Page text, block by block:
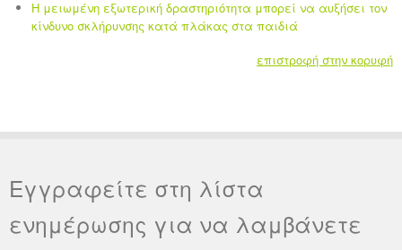
Η μειωμένη εξωτερική δραστηριότητα μπορεί να αυξήσει τον
κίνδυνο σκλήρυνσης κατά πλάκας στα παιδιά
επιστροφή στην κορυφή
Εγγραφείτε στη λίστα
ενημέρωσης για να λαμβάνετε